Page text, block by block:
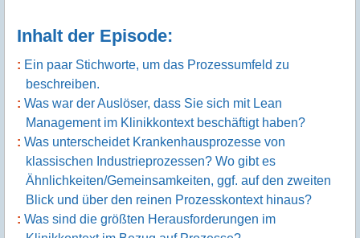
Inhalt der Episode:
Ein paar Stichworte, um das Prozessumfeld zu
beschreiben.
Was war der Auslöser, dass Sie sich mit Lean
Management im Klinikkontext beschäftigt haben?
Was unterscheidet Krankenhausprozesse von
klassischen Industrieprozessen? Wo gibt es
Ähnlichkeiten/Gemeinsamkeiten, ggf. auf den zweiten
Blick und über den reinen Prozesskontext hinaus?
Was sind die größten Herausforderungen im